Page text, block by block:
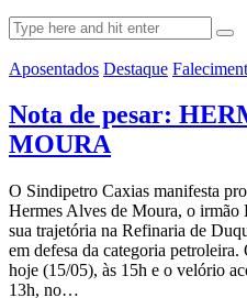
Aposentados Destaque
Nota de pesar:
MOURA
O Sindipetro Caxias manifesta
Hermes Alves de Moura, o irmão
sua trajetória na Refinaria de
em defesa da categoria
hoje (15/05), às 15h e o velório
13h, no…